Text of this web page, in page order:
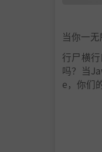
当你一
行尸横
吗？当
e，你们